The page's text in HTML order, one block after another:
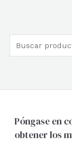
u
c
Póngase en
obtener los